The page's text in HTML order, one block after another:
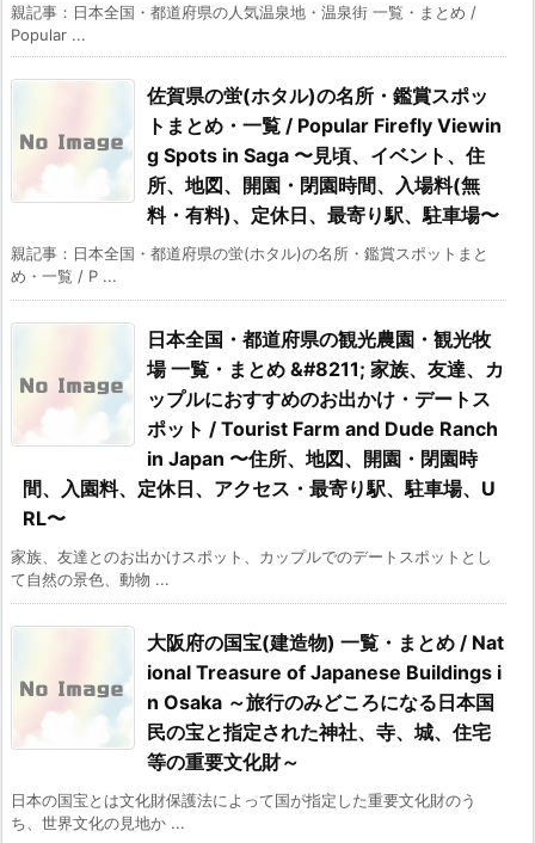
親記事：日本全国・都道府県の人気温泉地・温泉街 一覧・まとめ /
Popular ...
佐賀県の蛍(ホタル)の名所・鑑賞スポッ
トまとめ・一覧 / Popular Firefly Viewin
g Spots in Saga 〜見頃、イベント、住
所、地図、開園・閉園時間、入場料(無
料・有料)、定休日、最寄り駅、駐車場〜
親記事：日本全国・都道府県の蛍(ホタル)の名所・鑑賞スポットまと
め・一覧 / P ...
日本全国・都道府県の観光農園・観光牧
場 一覧・まとめ &#8211; 家族、友達、カ
ップルにおすすめのお出かけ・デートス
ポット / Tourist Farm and Dude Ranch
in Japan 〜住所、地図、開園・閉園時
間、入園料、定休日、アクセス・最寄り駅、駐車場、U
RL〜
家族、友達とのお出かけスポット、カップルでのデートスポットとし
て自然の景色、動物 ...
大阪府の国宝(建造物) 一覧・まとめ / Nat
ional Treasure of Japanese Buildings i
n Osaka ～旅行のみどころになる日本国
民の宝と指定された神社、寺、城、住宅
等の重要文化財～
日本の国宝とは文化財保護法によって国が指定した重要文化財のう
ち、世界文化の見地か ...